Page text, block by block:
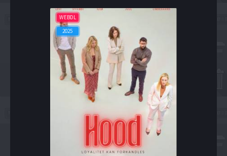
WEBDL
2025